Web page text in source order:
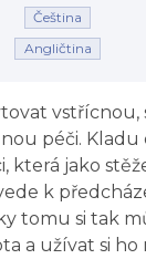
Čeština
Angličtina
péči. Kladu
která jako
k
tomu si tak
a užívat si ho